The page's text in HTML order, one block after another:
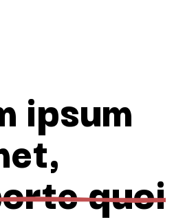
ipsum
quoi